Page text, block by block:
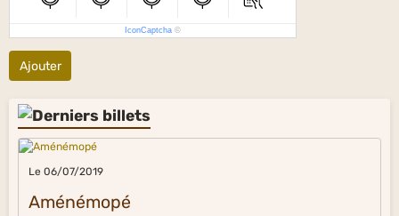
IconCaptcha ©
Ajouter
Le 06/07/2019
Aménémopé